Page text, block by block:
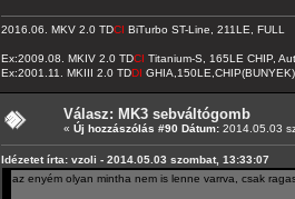
2016.06. MKV 2.0 TDCI BiTurbo ST-Line, 211LE, FULL
Ex:2009.08. MKIV 2.0 TDCI Titanium-S, 165LE CHIP,
Ex:2001.11. MKIII 2.0 TDDI
Válasz: MK3 sebváltógomb
« Új hozzászólás #90 Dátum: 2014.05.03
Idézetet írta: vzoli - 2014.05.03 szombat, 13:33:07
az enyém olyan mintha nem is lenne varrva, csak